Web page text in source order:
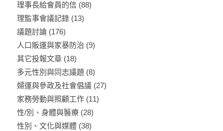
理事長給會員的信(88)
理監事會議記錄(13)
議題討論(176)
人口販運與家暴防治 (9)
其它投報文章(18)
多元性別與同志議題(8)
婦運與參政及社會倡議(27)
家務勞動與照顧工作(11)
性/別、身體與醫療(28)
性別、文化與媒體(38)